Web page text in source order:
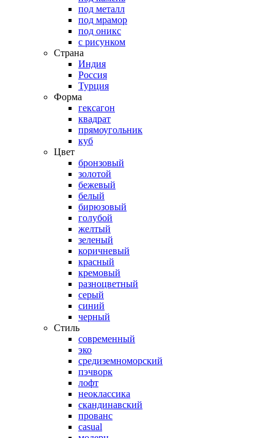
под металл
под мрамор
под оникс
с рисунком
Страна
Индия
Россия
Турция
Форма
гексагон
квадрат
прямоугольник
куб
Цвет
бронзовый
золотой
бежевый
белый
бирюзовый
голубой
желтый
зеленый
коричневый
красный
кремовый
разноцветный
серый
синий
черный
Стиль
современный
эко
средиземноморский
пэчворк
лофт
неоклассика
скандинавский
прованс
casual